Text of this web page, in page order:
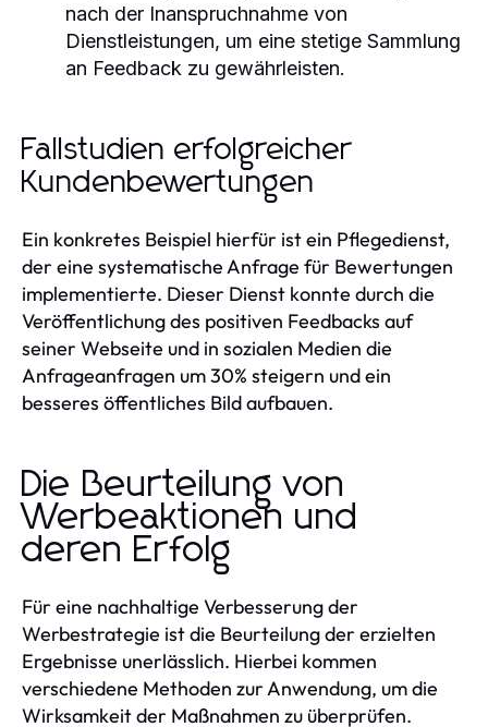
nach der Inanspruchnahme von
Dienstleistungen, um eine stetige Sammlung
an Feedback zu gewährleisten.
Fallstudien erfolgreicher
Kundenbewertungen
Ein konkretes Beispiel hierfür ist ein Pflegedienst,
der eine systematische Anfrage für Bewertungen
implementierte. Dieser Dienst konnte durch die
Veröffentlichung des positiven Feedbacks auf
seiner Webseite und in sozialen Medien die
Anfrageanfragen um 30% steigern und ein
besseres öffentliches Bild aufbauen.
Die Beurteilung von
Werbeaktionen und
deren Erfolg
Für eine nachhaltige Verbesserung der
Werbestrategie ist die Beurteilung der erzielten
Ergebnisse unerlässlich. Hierbei kommen
verschiedene Methoden zur Anwendung, um die
Wirksamkeit der Maßnahmen zu überprüfen.